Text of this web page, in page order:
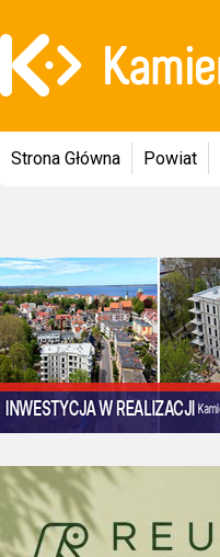
Strona Główna Powiat